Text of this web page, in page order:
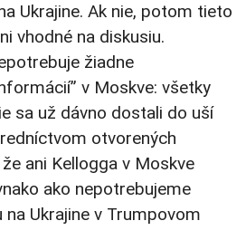
Ukrajine. Ak nie, potom tieto
vhodné na diskusiu.
žiadne
v Moskve: všetky
sa už dávno dostali do uší
otvorených
ani Kellogga v Moskve
ako nepotrebujeme
Ukrajine v Trumpovom